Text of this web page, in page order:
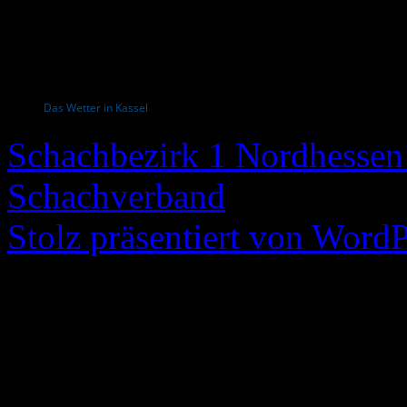
Das Wetter in Kassel
Schachbezirk 1
Schachverband
Stolz präsentiert von